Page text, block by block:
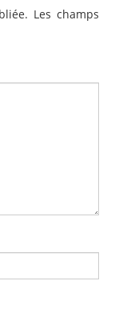
Les champs